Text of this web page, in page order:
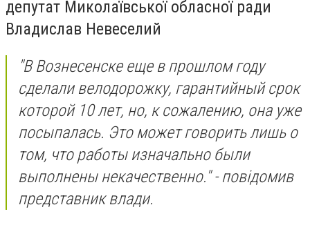
депутат Миколаївської обласної ради
Владислав Невеселий
"В Вознесенске еще в прошлом году
сделали велодорожку, гарантийный срок
которой 10 лет, но, к сожалению, она уже
посыпалась. Это может говорить лишь о
том, что работы изначально были
выполнены некачественно." - повідомив
представник влади.